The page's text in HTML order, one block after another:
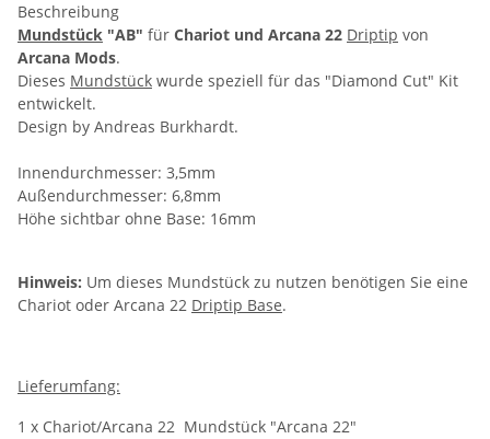
Beschreibung
Mundstück "AB" für Chariot und Arcana 22 Driptip von
Arcana Mods.
Dieses Mundstück wurde speziell für das "Diamond Cut" Kit
entwickelt.
Design by Andreas Burkhardt.
Innendurchmesser: 3,5mm
Außendurchmesser: 6,8mm
Höhe sichtbar ohne Base: 16mm
Hinweis: Um dieses Mundstück zu nutzen benötigen Sie eine
Chariot oder Arcana 22 Driptip Base.
Lieferumfang:
1 x Chariot/Arcana 22 Mundstück "Arcana 22"